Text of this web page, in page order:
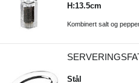
H:13.5cm
Kombinert salt og
Stål